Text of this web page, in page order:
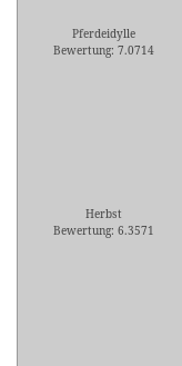
Pferdeidylle
Bewertung: 7.0714
Herbst
Bewertung: 6.3571